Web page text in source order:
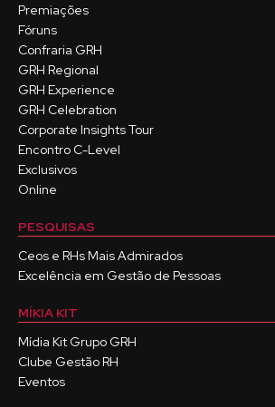
Premiações
Fóruns
Confraria GRH
GRH Regional
GRH Experience
GRH Celebration
Corporate Insights Tour
Encontro C-Level
Exclusivos
Online
PESQUISAS
Ceos e RHs Mais Admirados
Excelência em Gestão de Pessoas
MÍKIA KIT
Mídia Kit Grupo GRH
Clube Gestão RH
Eventos